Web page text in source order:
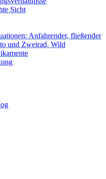
Sicht
Anfahrender, fließender
und Zweirad, Wild